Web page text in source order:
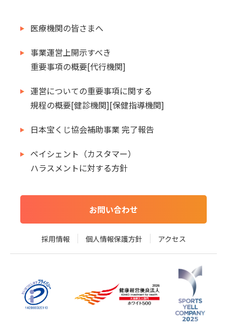
医療機関の皆さまへ
事業運営上開示すべき
重要事項の概要[代行機関]
運営についての重要事項に関する
規程の概要[健診機関][保健指導機関]
日本宝くじ協会補助事業 完了報告
ペイシェント（カスタマー）
ハラスメントに対する方針
お問い合わせ
採用情報 個人情報保護方針 アクセス